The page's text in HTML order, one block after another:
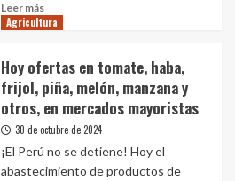
Leer más
más
las
pruebas
de
funcionamiento
reservorios
en
Agricultura
Hoy ofertas en tomate, haba,
frijol, piña, melón, manzana y
otros, en mercados mayoristas
30 de octubre de 2024
¡El Perú no se detiene! Hoy el
abastecimiento de productos de